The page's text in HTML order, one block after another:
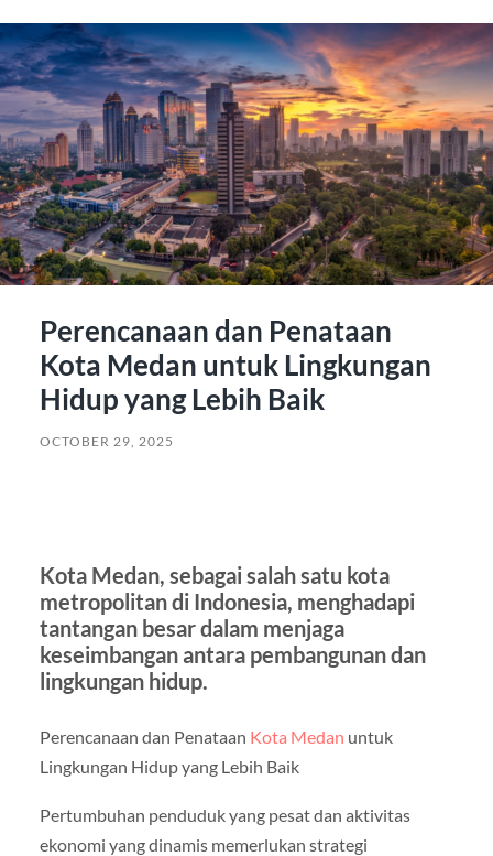
Perencanaan dan Penataan
Kota Medan untuk Lingkungan
Hidup yang Lebih Baik
OCTOBER 29, 2025
Kota Medan, sebagai salah satu kota
metropolitan di Indonesia, menghadapi
tantangan besar dalam menjaga
keseimbangan antara pembangunan dan
lingkungan hidup.
Perencanaan dan Penataan Kota Medan untuk
Lingkungan Hidup yang Lebih Baik
Pertumbuhan penduduk yang pesat dan aktivitas
ekonomi yang dinamis memerlukan strategi